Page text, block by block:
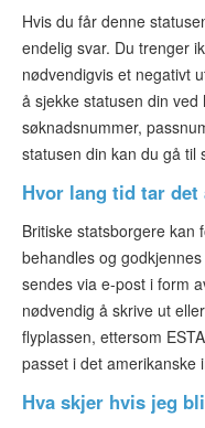
Hvis du får denne
endelig svar. Du trenger
nødvendigvis et negativt
å sjekke statusen din
søknadsnummer,
statusen din kan du gå til
Hvor lang tid tar det
Britiske statsborgere kan
behandles og
sendes via e-post i form
nødvendig å skrive ut
flyplassen, ettersom
passet i det amerikanske
Hva skjer hvis jeg